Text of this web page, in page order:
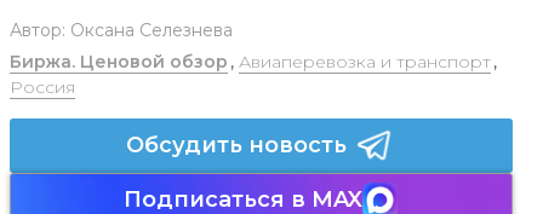
Автор: Оксана Селезнева
Биржа. Ценовой обзор , Авиаперевозка и транспорт,
Россия
Обсудить новость
Подписаться в MAX